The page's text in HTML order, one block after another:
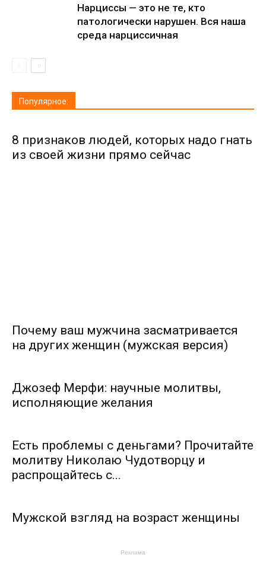
Нарциссы — это не те, кто
патологически нарушен. Вся наша
среда нарциссичная
Популярное:
8 признаков людей, которых надо гнать
из своей жизни прямо сейчас
Почему ваш мужчина засматривается
на других женщин (мужская версия)
Джозеф Мерфи: научные молитвы,
исполняющие желания
Есть проблемы с деньгами? Прочитайте
молитву Николаю Чудотворцу и
распрощайтесь с...
Мужской взгляд на возраст женщины
Реклама